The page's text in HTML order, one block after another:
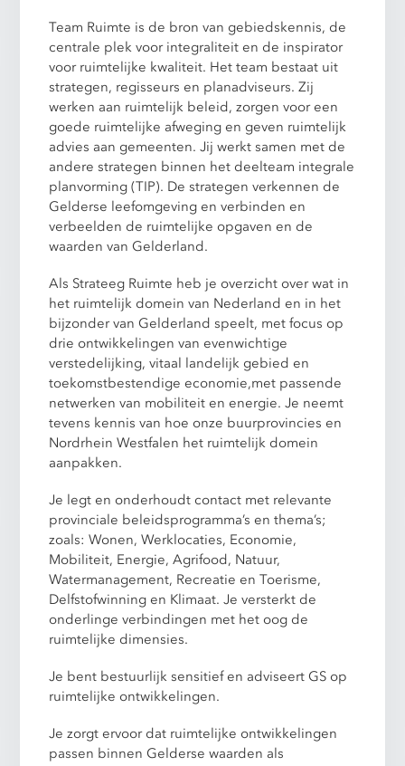
Team Ruimte is de bron van gebiedskennis, de
centrale plek voor integraliteit en de inspirator
voor ruimtelijke kwaliteit. Het team bestaat uit
strategen, regisseurs en planadviseurs. Zij
werken aan ruimtelijk beleid, zorgen voor een
goede ruimtelijke afweging en geven ruimtelijk
advies aan gemeenten. Jij werkt samen met de
andere strategen binnen het deelteam integrale
planvorming (TIP). De strategen verkennen de
Gelderse leefomgeving en verbinden en
verbeelden de ruimtelijke opgaven en de
waarden van Gelderland.
Als Strateeg Ruimte heb je overzicht over wat in
het ruimtelijk domein van Nederland en in het
bijzonder van Gelderland speelt, met focus op
drie ontwikkelingen van evenwichtige
verstedelijking, vitaal landelijk gebied en
toekomstbestendige economie,met passende
netwerken van mobiliteit en energie. Je neemt
tevens kennis van hoe onze buurprovincies en
Nordrhein Westfalen het ruimtelijk domein
aanpakken.
Je legt en onderhoudt contact met relevante
provinciale beleidsprogramma’s en thema’s;
zoals: Wonen, Werklocaties, Economie,
Mobiliteit, Energie, Agrifood, Natuur,
Watermanagement, Recreatie en Toerisme,
Delfstofwinning en Klimaat. Je versterkt de
onderlinge verbindingen met het oog de
ruimtelijke dimensies.
Je bent bestuurlijk sensitief en adviseert GS op
ruimtelijke ontwikkelingen.
Je zorgt ervoor dat ruimtelijke ontwikkelingen
passen binnen Gelderse waarden als